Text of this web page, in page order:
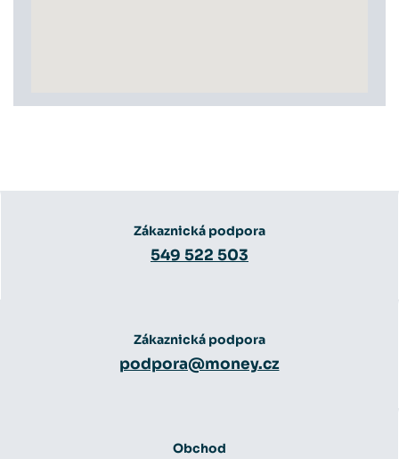
Zákaznická podpora
549 522 503
Zákaznická podpora
podpora@money.cz
Obchod